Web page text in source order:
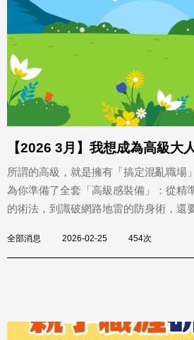
【2026 3月】我想成為高級大
所謂的高級，就是擁有「搞定混亂職場
為你準備了全套「高級感裝備」：從精
的術法，到識破網路地雷的防身術，還
全部消息 2026-02-25 454次